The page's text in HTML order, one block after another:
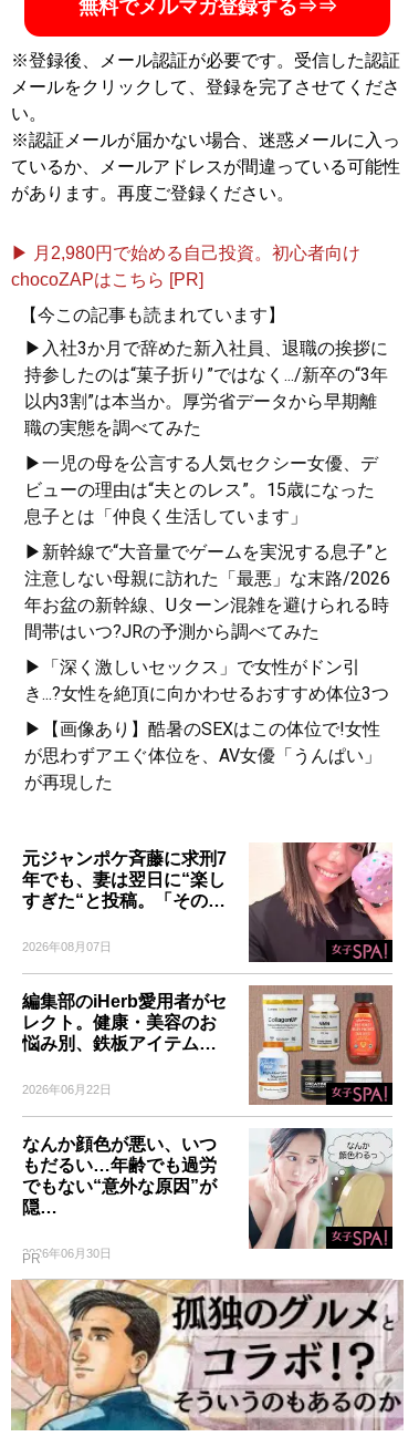
無料でメルマガ登録する⇒⇒
※登録後、メール認証が必要です。受信した認証
メールをクリックして、登録を完了させてくださ
い。
※認証メールが届かない場合、迷惑メールに入っ
ているか、メールアドレスが間違っている可能性
があります。再度ご登録ください。
▶ 月2,980円で始める自己投資。初心者向け
chocoZAPはこちら [PR]
【今この記事も読まれています】
▶入社3か月で辞めた新入社員、退職の挨拶に
持参したのは“菓子折り”ではなく.../新卒の“3年
以内3割”は本当か。厚労省データから早期離
職の実態を調べてみた
▶一児の母を公言する人気セクシー女優、デ
ビューの理由は“夫とのレス”。15歳になった
息子とは「仲良く生活しています」
▶新幹線で“大音量でゲームを実況する息子”と
注意しない母親に訪れた「最悪」な末路/2026
年お盆の新幹線、Uターン混雑を避けられる時
間帯はいつ?JRの予測から調べてみた
▶「深く激しいセックス」で女性がドン引
き...?女性を絶頂に向かわせるおすすめ体位3つ
▶【画像あり】酷暑のSEXはこの体位で!女性
が思わずアエぐ体位を、AV女優「うんぱい」
が再現した
元ジャンポケ斉藤に求刑7
年でも、妻は翌日に“楽し
すぎた“と投稿。「その…
2026年08月07日
編集部のiHerb愛用者がセ
レクト。健康・美容のお
悩み別、鉄板アイテム…
2026年06月22日
なんか顔色が悪い、いつ
もだるい…年齢でも過労
でもない“意外な原因”が
隠…
2026年06月30日
PR